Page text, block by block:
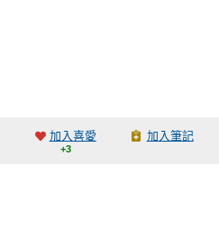
加入喜愛
+3
加入筆記